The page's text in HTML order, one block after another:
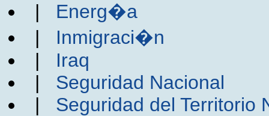
| Energ�a
| Inmigraci�n
| Iraq
| Seguridad Nacional
| Seguridad del Territorio